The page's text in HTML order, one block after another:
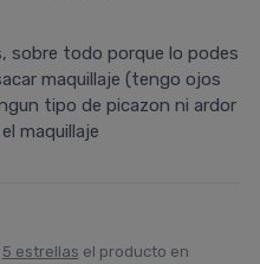
sobre todo porque lo podes
maquillaje (tengo ojos
tipo de picazon ni ardor
maquillaje
5 estrellas el producto en